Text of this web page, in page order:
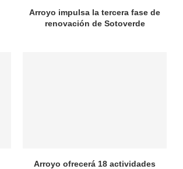
Arroyo impulsa la tercera fase de
renovación de Sotoverde
Arroyo ofrecerá 18 actividades